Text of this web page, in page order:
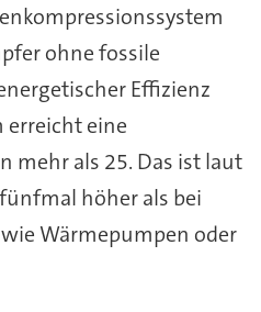
ohne fossile
Effizienz
erreicht eine
mehr als 25. Das ist laut
höher als bei
Wärmepumpen oder